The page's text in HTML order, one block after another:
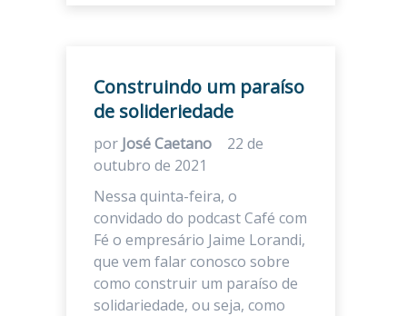
Construindo um paraíso
de solideriedade
por José Caetano
22 de
outubro de 2021
Nessa quinta-feira, o
convidado do podcast Café com
Fé o empresário Jaime Lorandi,
que vem falar conosco sobre
como construir um paraíso de
solidariedade, ou seja, como